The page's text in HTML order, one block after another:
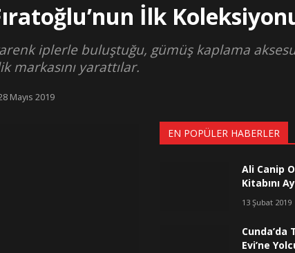
İlk
iplerle buluştuğu, gümüş kaplama
markasını yarattılar.
Mayıs 2019
EN POPÜLER HABERLER
Ali Canip
Kitabını
13 Şubat 2019
Cunda’da
Evi’ne